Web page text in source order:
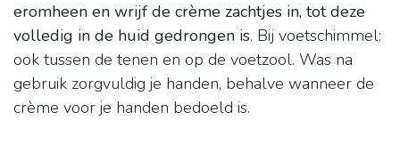
eromheen en wrijf de crème zachtjes in, tot deze
volledig in de huid gedrongen is. Bij voetschimmel:
ook tussen de tenen en op de voetzool. Was na
gebruik zorgvuldig je handen, behalve wanneer de
crème voor je handen bedoeld is.